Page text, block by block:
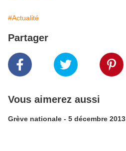
#Actualité
Partager
Vous aimerez aussi
Grève nationale - 5 décembre 2013